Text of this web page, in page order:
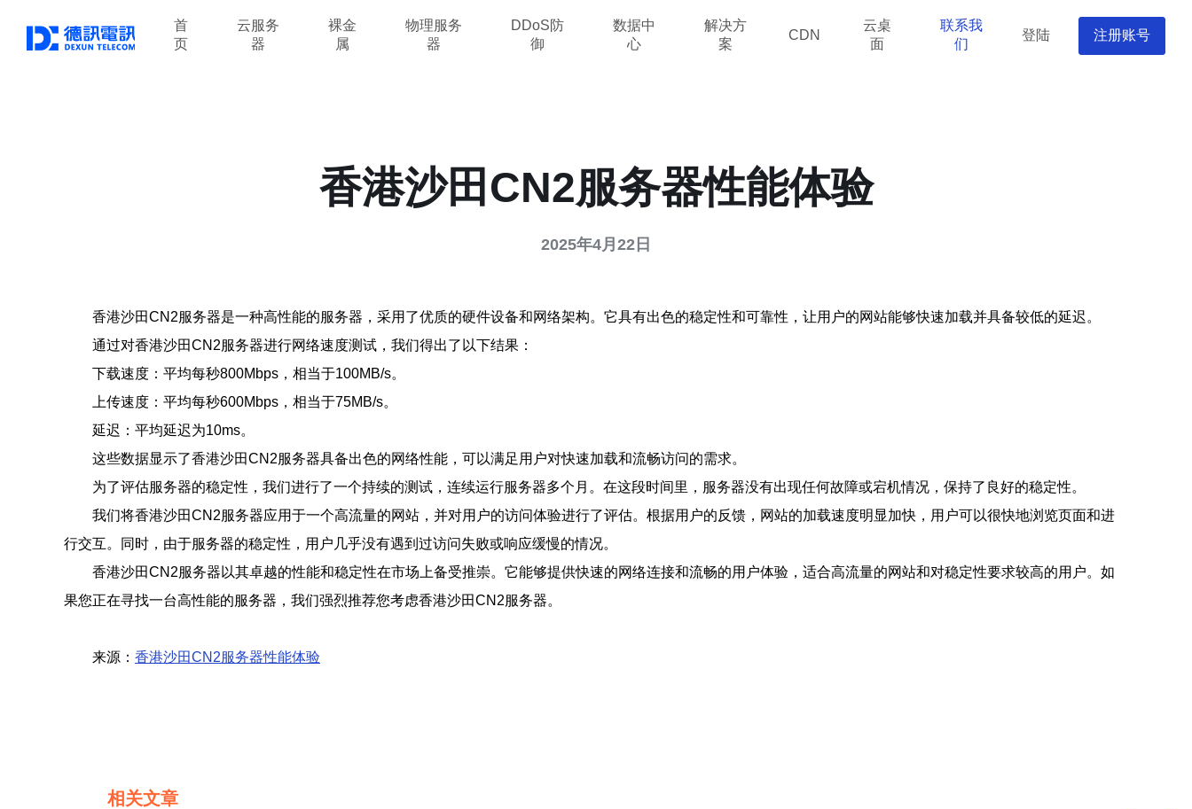
首
页
云服务
器
裸金
属
物理服务
器
DDoS防
御
数据中
心
解决方
案
CDN
云桌
面
联系我
们
登陆 注册账号
香港沙田CN2服务器性能体验
2025年4月22日
香港沙田CN2服务器是一种高性能的服务器，采用了优质的硬件设备和网络架构。它具有出色的稳定性和可靠性，让用户的网站能够快速加载并具备较低的延迟。
通过对香港沙田CN2服务器进行网络速度测试，我们得出了以下结果：
下载速度：平均每秒800Mbps，相当于100MB/s。
上传速度：平均每秒600Mbps，相当于75MB/s。
延迟：平均延迟为10ms。
这些数据显示了香港沙田CN2服务器具备出色的网络性能，可以满足用户对快速加载和流畅访问的需求。
为了评估服务器的稳定性，我们进行了一个持续的测试，连续运行服务器多个月。在这段时间里，服务器没有出现任何故障或宕机情况，保持了良好的稳定性。
我们将香港沙田CN2服务器应用于一个高流量的网站，并对用户的访问体验进行了评估。根据用户的反馈，网站的加载速度明显加快，用户可以很快地浏览页面和进
行交互。同时，由于服务器的稳定性，用户几乎没有遇到过访问失败或响应缓慢的情况。
香港沙田CN2服务器以其卓越的性能和稳定性在市场上备受推崇。它能够提供快速的网络连接和流畅的用户体验，适合高流量的网站和对稳定性要求较高的用户。如
果您正在寻找一台高性能的服务器，我们强烈推荐您考虑香港沙田CN2服务器。
来源： 香港沙田CN2服务器性能体验
相关文章